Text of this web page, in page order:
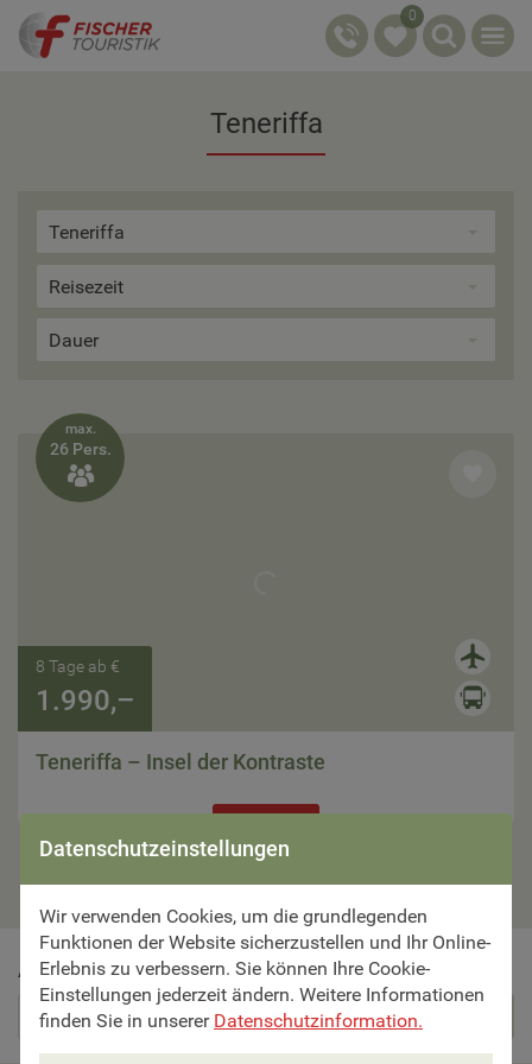
0
Teneriffa
Teneriffa
Reisezeit
Dauer
max.
26 Pers.

8 Tage ab €
1.990,–
Teneriffa – Insel der Kontraste
Zur Reise
Abonnieren Sie schöne Reisen als Newsletter
Abonnieren
Datenschutzeinstellungen
Wir verwenden Cookies, um die grundlegenden
Funktionen der Website sicherzustellen und Ihr Online-
Erlebnis zu verbessern. Sie können Ihre Cookie-
Einstellungen jederzeit ändern. Weitere Informationen
finden Sie in unserer Datenschutzinformation.